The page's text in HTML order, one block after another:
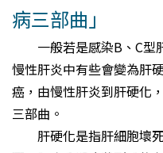
病三部曲」
一般若是感染B、C型
慢性肝炎中有些會變為肝
癌，由慢性肝炎到肝硬化
三部曲。
肝硬化是指肝細胞壞死